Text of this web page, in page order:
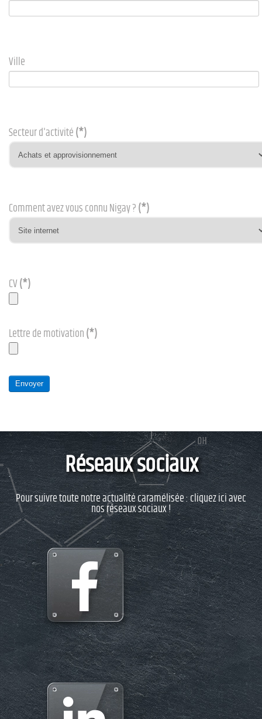
Ville
Secteur d'activité(*)
Comment avez vous connu Nigay ?(*)
CV(*)
Lettre de motivation(*)
Envoyer
Réseaux sociaux
Pour suivre toute notre actualité caramélisée : cliquez ici avec
nos réseaux sociaux !